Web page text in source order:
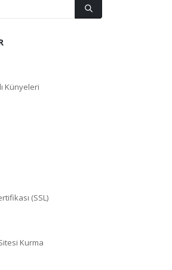
Künyeleri
(SSL)
Kurma